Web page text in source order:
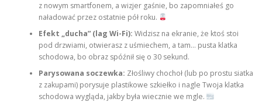
z nowym smartfonem, a wizjer gaśnie, bo zapomniałeś go
naładować przez ostatnie pół roku.
Efekt „ducha” (lag Wi-Fi): Widzisz na ekranie, że ktoś stoi
pod drzwiami, otwierasz z uśmiechem, a tam… pusta klatka
schodowa, bo obraz spóźnił się o 30 sekund.
Parysowana soczewka: Złośliwy chochoł (lub po prostu siatka
z zakupami) porysuje plastikowe szkiełko i nagle Twoja klatka
schodowa wygląda, jakby była wiecznie we mgle.